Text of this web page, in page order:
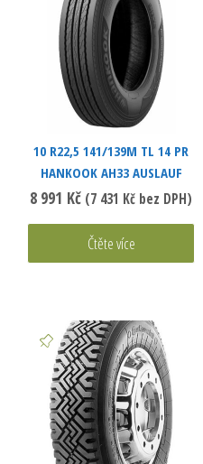
10 R22,5 141/139M TL 14 PR
HANKOOK AH33 AUSLAUF
8 991 Kč (7 431 Kč bez DPH)
Čtěte více